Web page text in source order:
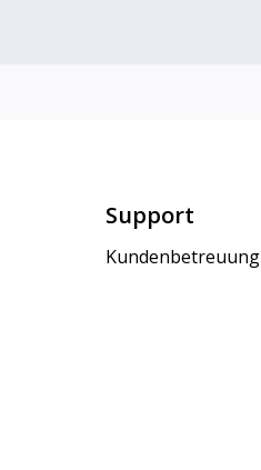
Support
Kundenbetreuung